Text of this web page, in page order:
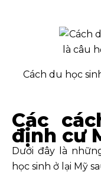
Cách du học
Các
định cư
Dưới đây là
học sinh ở lại Mỹ